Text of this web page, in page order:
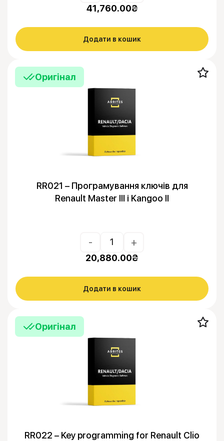
41,760.00₴
Додати в кошик
RR021 – Програмування ключів для
Renault Master III і Kangoo II
- +
20,880.00₴
Додати в кошик
Оригінал
RR022 – Key programming for Renault Clio
Оригінал